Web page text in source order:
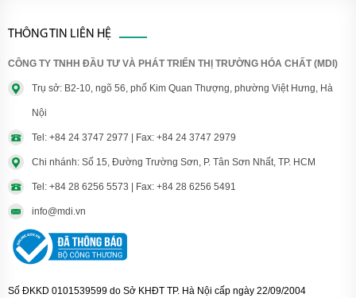
THÔNG TIN LIÊN HỆ
CÔNG TY TNHH ĐẦU TƯ VÀ PHÁT TRIỂN THỊ TRƯỜNG HÓA CHẤT (MDI)
Trụ sở: B2-10, ngõ 56, phố Kim Quan Thượng, phường Việt Hưng, Hà
Nội
Tel: +84 24 3747 2977 | Fax: +84 24 3747 2979
Chi nhánh: Số 15, Đường Trường Sơn, P. Tân Sơn Nhất, TP. HCM
Tel: +84 28 6256 5573 | Fax: +84 28 6256 5491
info@mdi.vn
Số ĐKKD 0101539599 do Sở KHĐT TP. Hà Nội cấp ngày 22/09/2004